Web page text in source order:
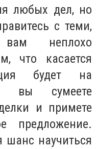
любых дел, но
с теми,
вам неплохо
что касается
будет на
вы сумеете
и примете
предложение.
шанс научиться